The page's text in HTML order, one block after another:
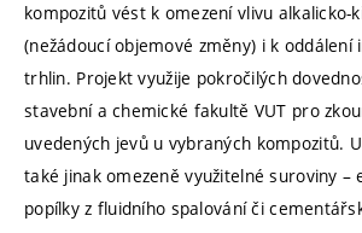
kompozitů vést k omezení vlivu alkalicko-
(nežádoucí objemové změny) i k oddálení
trhlin. Projekt využije pokročilých
stavební a chemické fakultě VUT pro
uvedených jevů u vybraných kompozitů.
také jinak omezeně využitelné suroviny –
popílky z fluidního spalování či